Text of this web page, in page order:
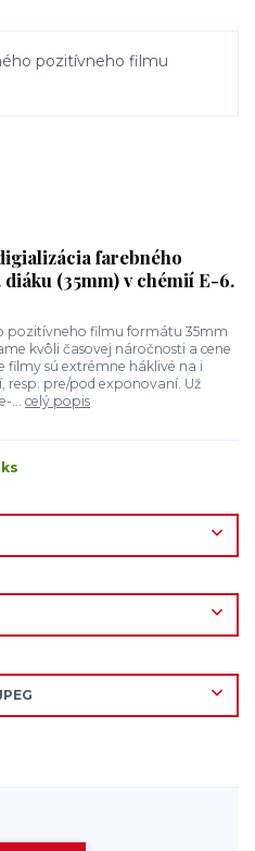
farebného
(35mm) v chémií E-6.
pozitívneho filmu formátu 35mm
kvôli časovej náročnosti a cene
sú extrémne háklivé na i
resp. pre/pod exponovaní. Už
... celý popis